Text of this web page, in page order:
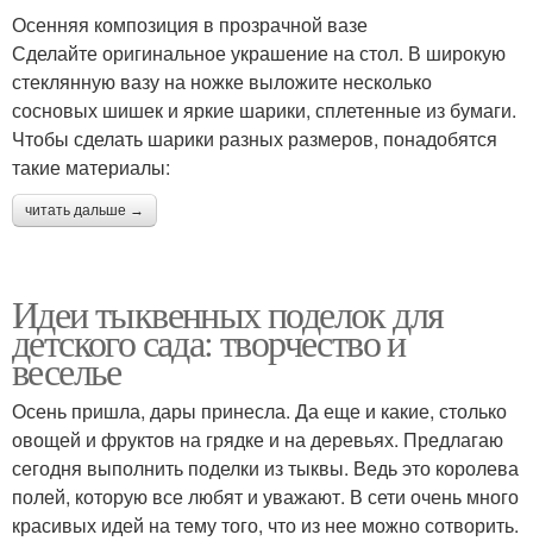
Осенняя композиция в прозрачной вазе
Сделайте оригинальное украшение на стол. В широкую
стеклянную вазу на ножке выложите несколько
сосновых шишек и яркие шарики, сплетенные из бумаги.
Чтобы сделать шарики разных размеров, понадобятся
такие материалы:
читать дальше →
Идеи тыквенных поделок для
детского сада: творчество и
веселье
Осень пришла, дары принесла. Да еще и какие, столько
овощей и фруктов на грядке и на деревьях. Предлагаю
сегодня выполнить поделки из тыквы. Ведь это королева
полей, которую все любят и уважают. В сети очень много
красивых идей на тему того, что из нее можно сотворить.